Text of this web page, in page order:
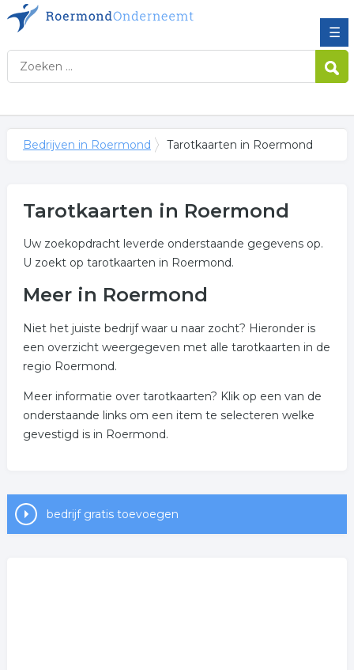
☰
Bedrijven in Roermond Tarotkaarten in Roermond
Tarotkaarten in Roermond
Uw zoekopdracht leverde onderstaande gegevens op.
U zoekt op tarotkaarten in Roermond.
Meer in Roermond
Niet het juiste bedrijf waar u naar zocht? Hieronder is
een overzicht weergegeven met alle tarotkaarten in de
regio Roermond.
Meer informatie over tarotkaarten? Klik op een van de
onderstaande links om een item te selecteren welke
gevestigd is in Roermond.
bedrijf gratis toevoegen